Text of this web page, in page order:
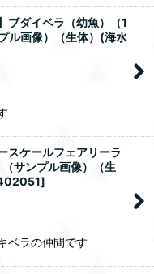
ブダイベラ（幼魚）（1
ル画像）（生体）(海水
スケールフェアリーラ
サンプル画像）（生
]
ベラの仲間です